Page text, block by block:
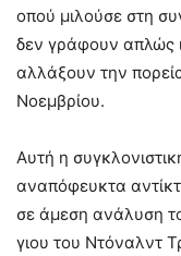
οπού μιλούσε στη
δεν γράφουν απλώς
αλλάξουν την
Νοεμβρίου.
Αυτή η
αναπόφευκτα
σε άμεση ανάλυση
γιου του Ντόναλντ